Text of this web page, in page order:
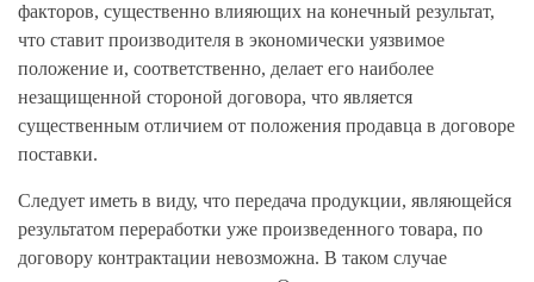
факторов, существенно влияющих на конечный результат,
что ставит производителя в экономически уязвимое
положение и, соответственно, делает его наиболее
незащищенной стороной договора, что является
существенным отличием от положения продавца в договоре
поставки.
Следует иметь в виду, что передача продукции, являющейся
результатом переработки уже произведенного товара, по
договору контрактации невозможна. В таком случае